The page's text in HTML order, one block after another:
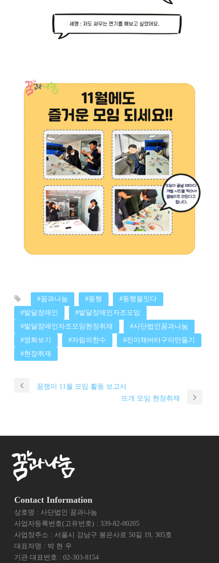
#꿈과나눔 #동행
#동행을잇다
#발달장애인
#발달장애인자조모임
#발달장애인자조모임현장취재
#사단법인꿈과나눔
#영화보기
#자립의한수
#진미채버터구이만들기
#현장취재
꿈쟁이 11월 모임 활동 보고서
뜨개 모임 현장취재
Contact Information
상호명 : 사단법인 꿈과나눔
사업자등록번호(고유번호) : 339-82-00205
사업장주소 : 서울시 강남구 봉은사로 50길 19, 305호
대표자명 : 박 현 우
기관 대표번호 : 02-303-8154